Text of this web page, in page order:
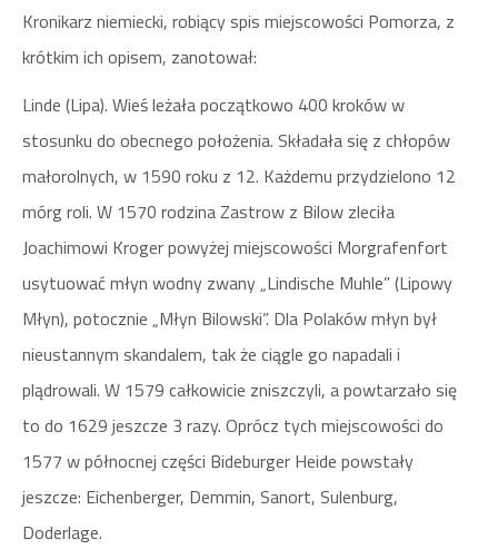
Kronikarz niemiecki, robiący spis miejscowości Pomorza, z
krótkim ich opisem, zanotował:
Linde (Lipa). Wieś leżała początkowo 400 kroków w
stosunku do obecnego położenia. Składała się z chłopów
małorolnych, w 1590 roku z 12. Każdemu przydzielono 12
mórg roli. W 1570 rodzina Zastrow z Bilow zleciła
Joachimowi Kroger powyżej miejscowości Morgrafenfort
usytuować młyn wodny zwany „Lindische Muhle” (Lipowy
Młyn), potocznie „Młyn Bilowski”. Dla Polaków młyn był
nieustannym skandalem, tak że ciągle go napadali i
plądrowali. W 1579 całkowicie zniszczyli, a powtarzało się
to do 1629 jeszcze 3 razy. Oprócz tych miejscowości do
1577 w północnej części Bideburger Heide powstały
jeszcze: Eichenberger, Demmin, Sanort, Sulenburg,
Doderlage.